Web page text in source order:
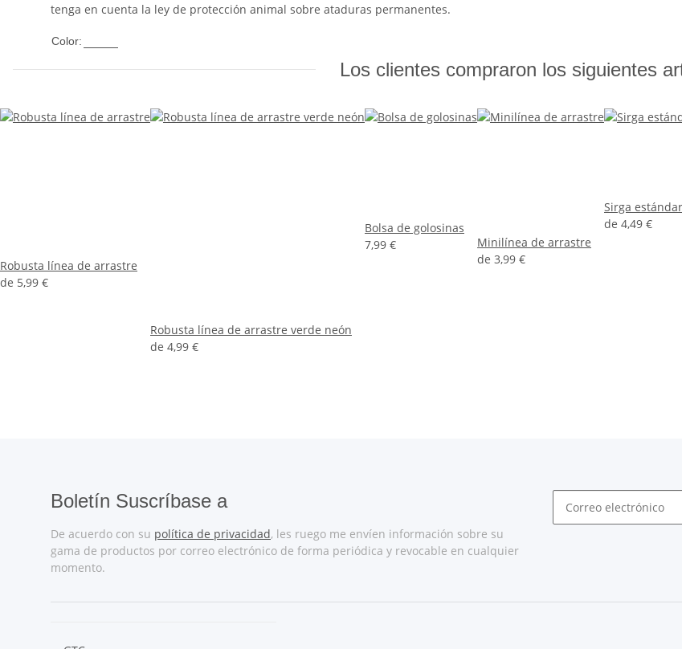
tenga en cuenta la ley de protección animal sobre ataduras permanentes.
Color:
Los clientes compraron los siguientes
Robusta línea de arrastre
de 5,99 €
Robusta línea de arrastre verde neón
de 4,99 €
Bolsa de golosinas
7,99 €
Minilínea de arrastre
de 3,99 €
Sirga estándar
de 4,49 €
Boletín Suscríbase a
De acuerdo con su política de privacidad, les ruego me envíen información sobre su
gama de productos por correo electrónico de forma periódica y revocable en cualquier
momento.